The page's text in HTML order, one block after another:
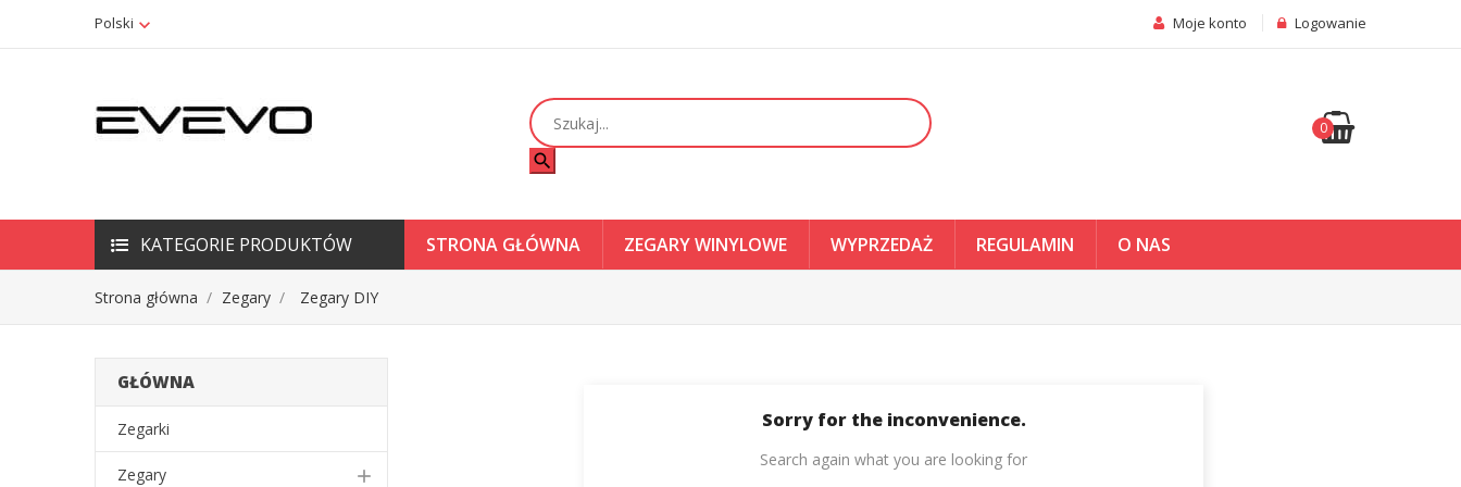
Polski Logowanie
Moje konto
0
search
KATEGORIE PRODUKTÓW STRONA GŁÓWNA ZEGARY WINYLOWE WYPRZEDAŻ REGULAMIN O NAS
Strona główna Zegary Zegary DIY
GŁÓWNA
Zegarki
Zegary add
Sorry for the inconvenience.
Search again what you are looking for